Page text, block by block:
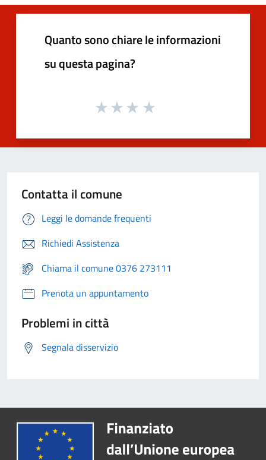
Quanto sono chiare le informazioni
su questa pagina?
Contatta il comune
Leggi le domande frequenti
Richiedi Assistenza
Chiama il comune 0376 273111
Prenota un appuntamento
Problemi in città
Segnala disservizio